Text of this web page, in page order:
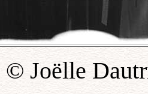
© Joëlle